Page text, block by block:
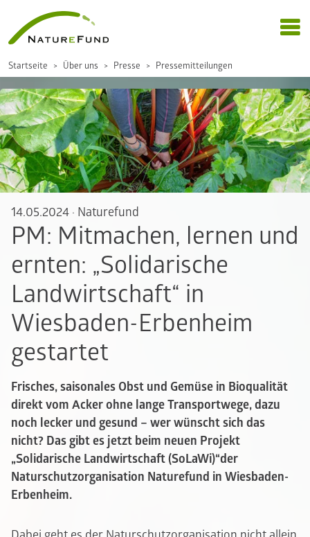
Startseite Über uns Presse Pressemitteilungen
14.05.2024 · Naturefund
PM: Mitmachen, lernen und
ernten: „Solidarische
Landwirtschaft“ in
Wiesbaden-Erbenheim
gestartet
Frisches, saisonales Obst und Gemüse in Bioqualität
direkt vom Acker ohne lange Transportwege, dazu
noch lecker und gesund – wer wünscht sich das
nicht? Das gibt es jetzt beim neuen Projekt
„Solidarische Landwirtschaft (SoLaWi)“der
Naturschutzorganisation Naturefund in Wiesbaden-
Erbenheim.